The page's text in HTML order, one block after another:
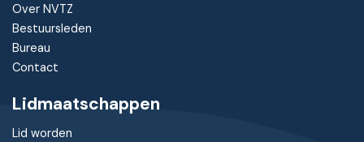
Over NVTZ
Bestuursleden
Bureau
Contact
Lidmaatschappen
Lid worden